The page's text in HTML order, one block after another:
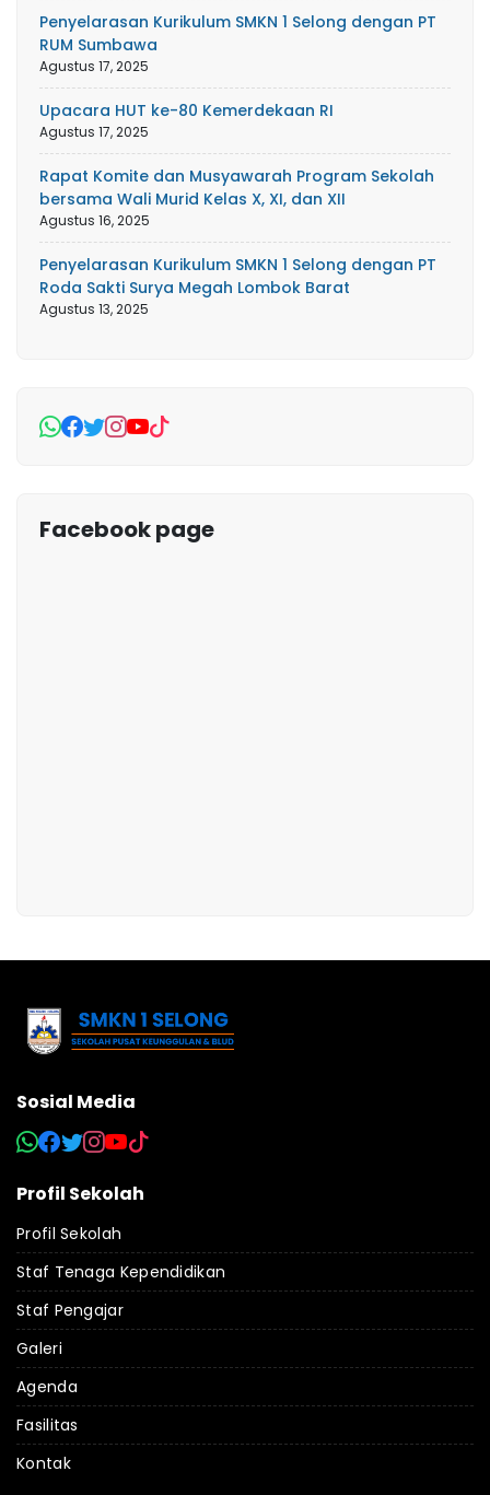
Penyelarasan Kurikulum SMKN 1 Selong dengan PT
RUM Sumbawa
Agustus 17, 2025
Upacara HUT ke-80 Kemerdekaan RI
Agustus 17, 2025
Rapat Komite dan Musyawarah Program Sekolah
bersama Wali Murid Kelas X, XI, dan XII
Agustus 16, 2025
Penyelarasan Kurikulum SMKN 1 Selong dengan PT
Roda Sakti Surya Megah Lombok Barat
Agustus 13, 2025
Facebook page
Sosial Media
Profil Sekolah
Profil Sekolah
Staf Tenaga Kependidikan
Staf Pengajar
Galeri
Agenda
Fasilitas
Kontak